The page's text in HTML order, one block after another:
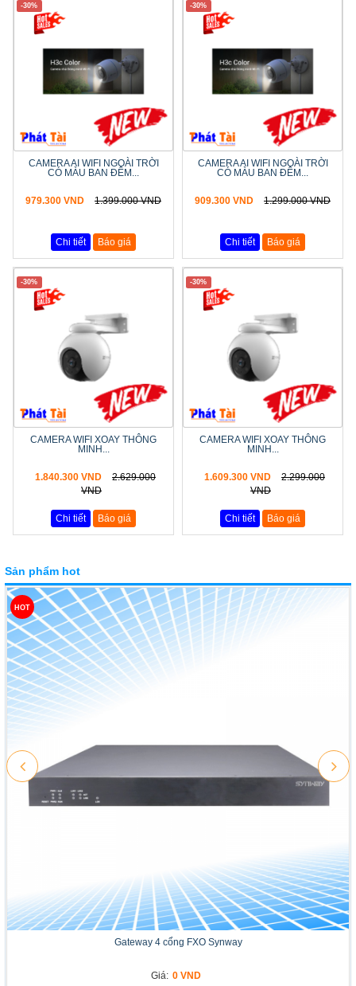
-30%
CAMERA AI WIFI NGOÀI TRỜI
CÓ MÀU BAN ĐÊM...
979.300 VND 1.399.000 VND
Chi tiết Báo giá
-30%
CAMERA AI WIFI NGOÀI TRỜI
CÓ MÀU BAN ĐÊM...
909.300 VND 1.299.000 VND
Chi tiết Báo giá
-30%
CAMERA WIFI XOAY THÔNG
MINH...
1.840.300 VND
2.629.000
VND
Chi tiết Báo giá
-30%
CAMERA WIFI XOAY THÔNG
MINH...
1.609.300 VND
2.299.000
VND
Chi tiết Báo giá
Sản phẩm hot
HOT
Gateway 4 cổng FXO Synway
Giá: 0 VND